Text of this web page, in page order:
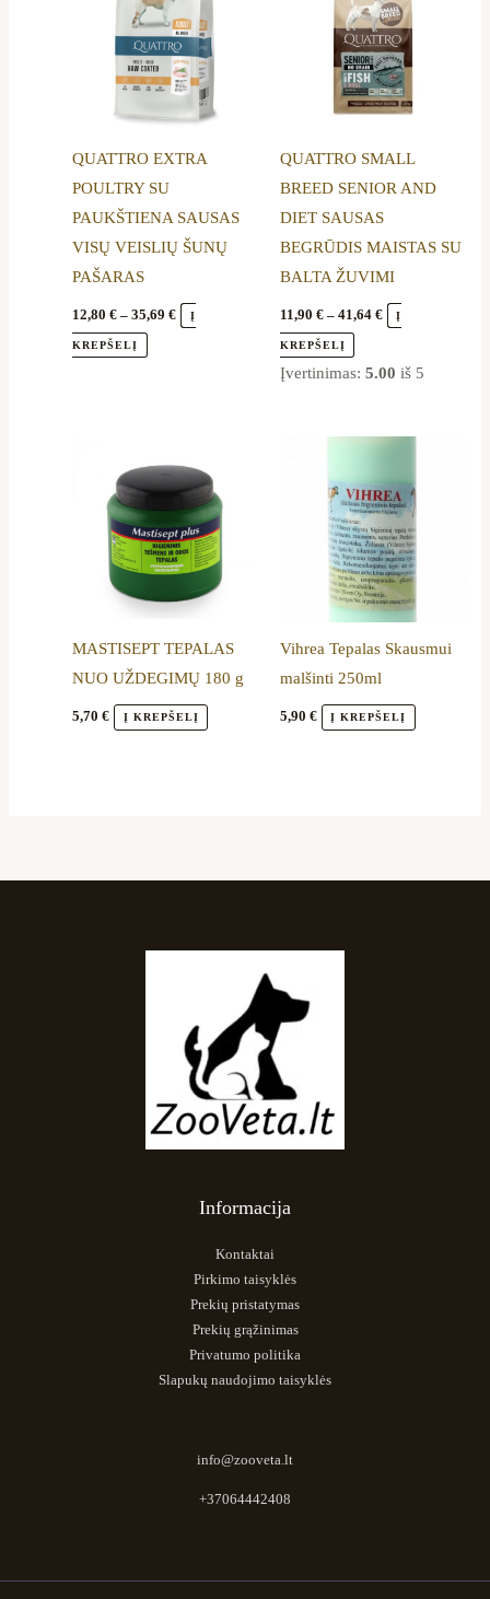
QUATTRO EXTRA
POULTRY SU
PAUKŠTIENA SAUSAS
VISŲ VEISLIŲ ŠUNŲ
PAŠARAS
12,80€ – 35,69€ Į
KREPŠELĮ
variants.
The
options
chosen
on
the
product
QUATTRO SMALL
BREED SENIOR AND
DIET SAUSAS
BEGRŪDIS MAISTAS SU
BALTA ŽUVIMI
11,90 € – 41,64 € Į
KREPŠELĮ
variants.
The
options
may
chosen
on
the
product
page
Įvertinimas: 5.00 iš 5
MASTISEPT TEPALAS
NUO UŽDEGIMŲ 180 g
5,70€ Į KREPŠELĮ
Vihrea Tepalas Skausmui
malšinti 250ml
5,90 € Į KREPŠELĮ
Informacija
Kontaktai
Pirkimo taisyklės
Prekių pristatymas
Prekių grąžinimas
Privatumo politika
Slapukų naudojimo taisyklės
info@zooveta.lt
+37064442408